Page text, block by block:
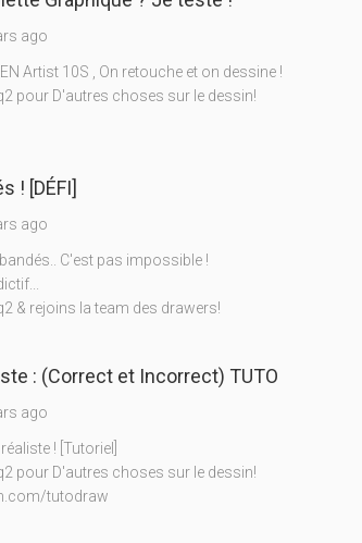
ago
Artist 10S , On retouche et on dessine !
pour D'autres choses sur le dessin!
! [DÉFI]
ago
C'est pas impossible !
& rejoins la team des drawers!
: (Correct et Incorrect) TUTO
ago
! [Tutoriel]
pour D'autres choses sur le dessin!
tutodraw